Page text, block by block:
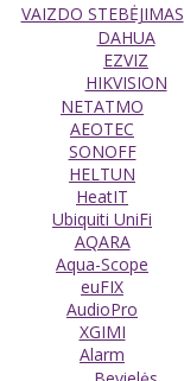
VAIZDO STEBĖJIMAS
DAHUA
EZVIZ
HIKVISION
NETATMO
AEOTEC
SONOFF
HELTUN
HeatIT
Ubiquiti UniFi
AQARA
Aqua-Scope
euFIX
AudioPro
XGIMI
Alarm